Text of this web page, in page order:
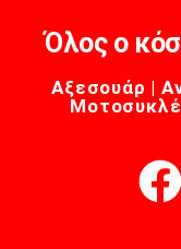
Όλος ο
Αξεσουάρ |